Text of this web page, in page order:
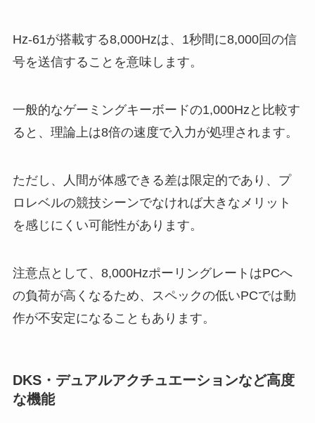
Hz-61が搭載する8,000Hzは、1秒間に8,000回の信
号を送信することを意味します。
一般的なゲーミングキーボードの1,000Hzと比較す
ると、理論上は8倍の速度で入力が処理されます。
ただし、人間が体感できる差は限定的であり、プ
ロレベルの競技シーンでなければ大きなメリット
を感じにくい可能性があります。
注意点として、8,000HzポーリングレートはPCへ
の負荷が高くなるため、スペックの低いPCでは動
作が不安定になることもあります。
DKS・デュアルアクチュエーションなど高度
な機能